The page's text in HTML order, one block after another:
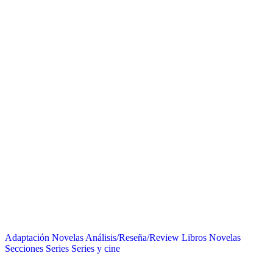
Adaptación Novelas Análisis/Reseña/Review Libros Novelas
Secciones Series Series y cine